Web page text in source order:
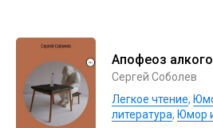
Апофеоз
Сергей Соболев
Легкое чтение,
литература, Юмор